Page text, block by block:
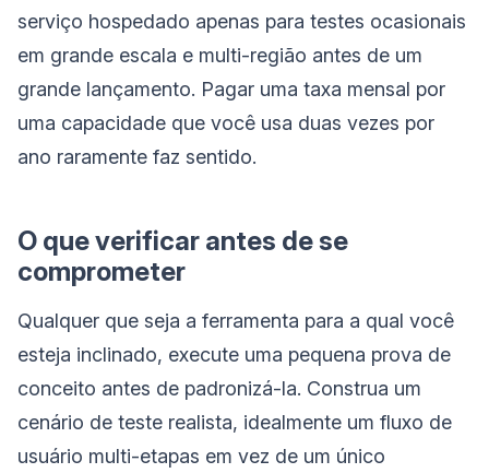
serviço hospedado apenas para testes ocasionais
em grande escala e multi-região antes de um
grande lançamento. Pagar uma taxa mensal por
uma capacidade que você usa duas vezes por
ano raramente faz sentido.
O que verificar antes de se
comprometer
Qualquer que seja a ferramenta para a qual você
esteja inclinado, execute uma pequena prova de
conceito antes de padronizá-la. Construa um
cenário de teste realista, idealmente um fluxo de
usuário multi-etapas em vez de um único